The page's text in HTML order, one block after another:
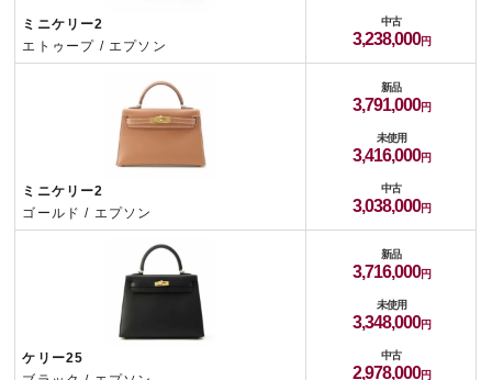
ミニケリー2
エトゥープ / エプソン
中古
3,238,000
ミニケリー2
ゴールド / エプソン
新品
3,791,000
未使用
3,416,000
中古
3,038,000
ケリー25
新品
3,716,000
未使用
3,348,000
中古
2,978,000